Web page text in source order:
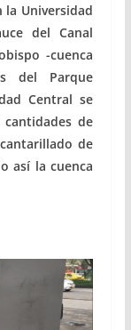
la Universidad
del Canal
-cuenca
del Parque
Central se
de
de
así la cuenca